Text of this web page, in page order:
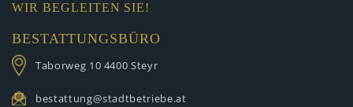
WIR BEGLEITEN SIE!
BESTATTUNGSBÜRO
Taborweg 10 4400 Steyr
bestattung@stadtbetriebe.at